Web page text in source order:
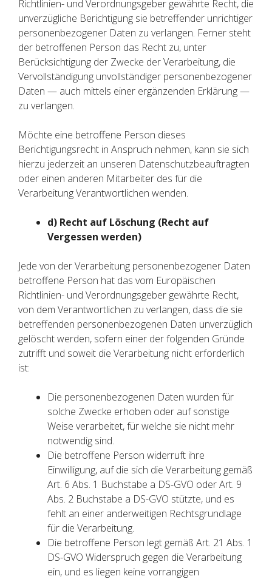
Richtlinien- und Verordnungsgeber gewährte Recht, die
unverzügliche Berichtigung sie betreffender unrichtiger
personenbezogener Daten zu verlangen. Ferner steht
der betroffenen Person das Recht zu, unter
Berücksichtigung der Zwecke der Verarbeitung, die
Vervollständigung unvollständiger personenbezogener
Daten — auch mittels einer ergänzenden Erklärung —
zu verlangen.
Möchte eine betroffene Person dieses
Berichtigungsrecht in Anspruch nehmen, kann sie sich
hierzu jederzeit an unseren Datenschutzbeauftragten
oder einen anderen Mitarbeiter des für die
Verarbeitung Verantwortlichen wenden.
d) Recht auf Löschung (Recht auf
Vergessen werden)
Jede von der Verarbeitung personenbezogener Daten
betroffene Person hat das vom Europäischen
Richtlinien- und Verordnungsgeber gewährte Recht,
von dem Verantwortlichen zu verlangen, dass die sie
betreffenden personenbezogenen Daten unverzüglich
gelöscht werden, sofern einer der folgenden Gründe
zutrifft und soweit die Verarbeitung nicht erforderlich
ist:
Die personenbezogenen Daten wurden für
solche Zwecke erhoben oder auf sonstige
Weise verarbeitet, für welche sie nicht mehr
notwendig sind.
Die betroffene Person widerruft ihre
Einwilligung, auf die sich die Verarbeitung gemäß
Art. 6 Abs. 1 Buchstabe a DS-GVO oder Art. 9
Abs. 2 Buchstabe a DS-GVO stützte, und es
fehlt an einer anderweitigen Rechtsgrundlage
für die Verarbeitung.
Die betroffene Person legt gemäß Art. 21 Abs. 1
DS-GVO Widerspruch gegen die Verarbeitung
ein, und es liegen keine vorrangigen